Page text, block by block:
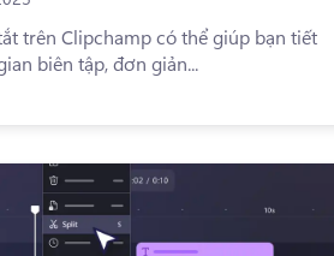
trên Clipchamp có thể giúp bạn tiết
biên tập, đơn giản...